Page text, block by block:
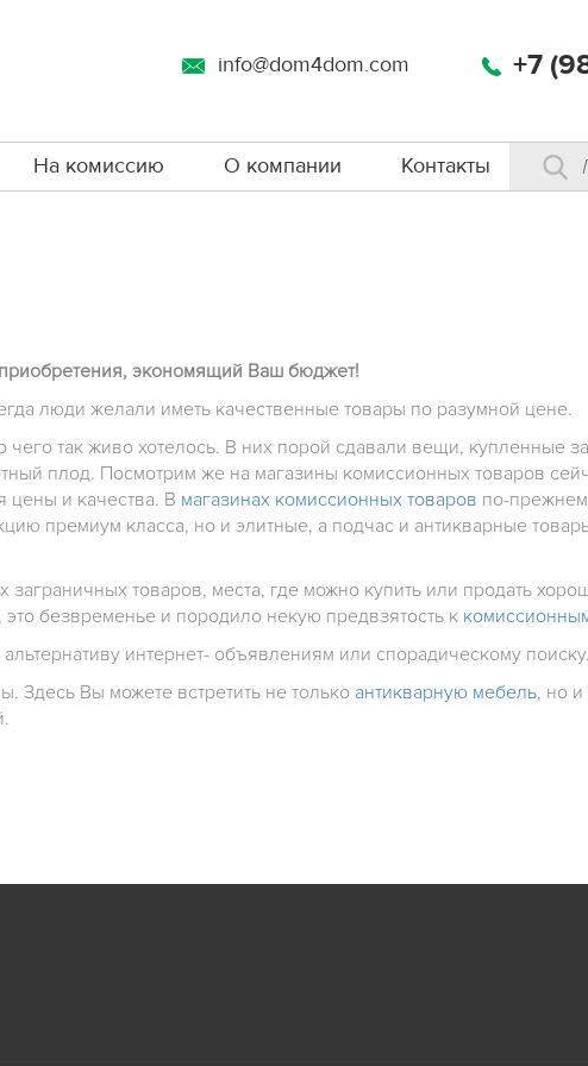
info@dom4dom.com +7
На комиссию О компании Контакты
экономящий Ваш бюджет!
люди желали иметь качественные товары по разумной цене.
так живо хотелось. В них порой сдавали вещи, купленные
плод. Посмотрим же на магазины комиссионных товаров
цены и качества. В магазинах комиссионных товаров по-
премиум класса, но и элитные, а подчас и антикварные
товаров, места, где можно купить или продать
безвременье и породило некую предвзятость к
интернет- объявлениям или спорадическому поиску.
Здесь Вы можете встретить не только антикварную мебель, но